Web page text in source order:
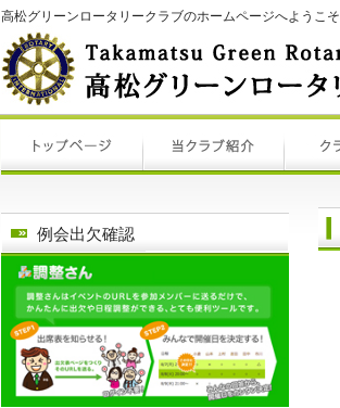
高松グリーンロータリークラブのホームページへようこそ
例会出欠確認